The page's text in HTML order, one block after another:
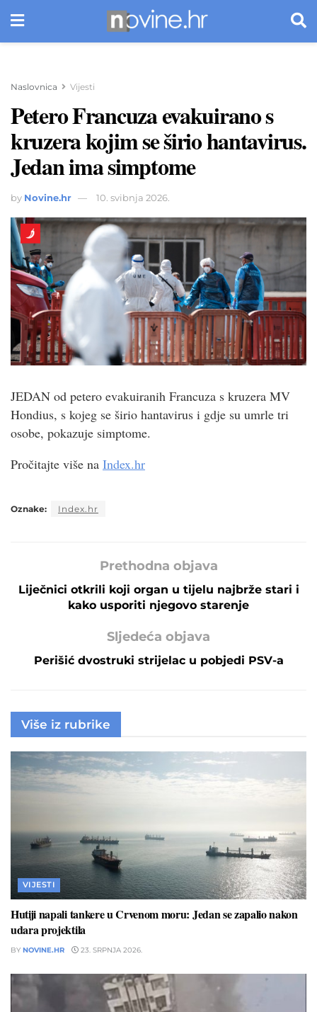
Naslovnica Vijesti
Petero Francuza evakuirano s
kruzera kojim se širio hantavirus.
Jedan ima simptome
by Novine.hr 10. svibnja 2026.
JEDAN od petero evakuiranih Francuza s kruzera MV
Hondius, s kojeg se širio hantavirus i gdje su umrle tri
osobe, pokazuje simptome.
Pročitajte više na Index.hr
Oznake: Index.hr
Prethodna objava
Liječnici otkrili koji organ u tijelu najbrže stari i
kako usporiti njegovo starenje
Sljedeća objava
Perišić dvostruki strijelac u pobjedi PSV-a
Više iz rubrike
VIJESTI
Hutiji napali tankere u Crvenom moru: Jedan se zapalio nakon
udara projektila
BY NOVINE.HR 23. SRPNJA 2026.